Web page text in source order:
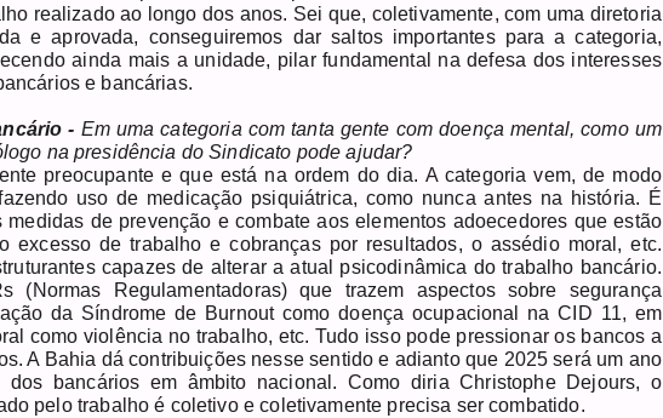
realizado ao longo dos anos. Sei que, coletivamente, com uma diretoria
e aprovada, conseguiremos dar saltos importantes para a categoria,
ainda mais a unidade, pilar fundamental na defesa dos interesses
e bancárias.
- Em uma categoria com tanta gente com doença mental, como um
na presidência do Sindicato pode ajudar?
preocupante e que está na ordem do dia. A categoria vem, de modo
uso de medicação psiquiátrica, como nunca antes na história. É
de prevenção e combate aos elementos adoecedores que estão
excesso de trabalho e cobranças por resultados, o assédio moral, etc.
capazes de alterar a atual psicodinâmica do trabalho bancário.
(Normas Regulamentadoras) que trazem aspectos sobre segurança
da Síndrome de Burnout como doença ocupacional na CID 11, em
como violência no trabalho, etc. Tudo isso pode pressionar os bancos a
A Bahia dá contribuições nesse sentido e adianto que 2025 será um ano
bancários em âmbito nacional. Como diria Christophe Dejours, o
pelo trabalho é coletivo e coletivamente precisa ser combatido.